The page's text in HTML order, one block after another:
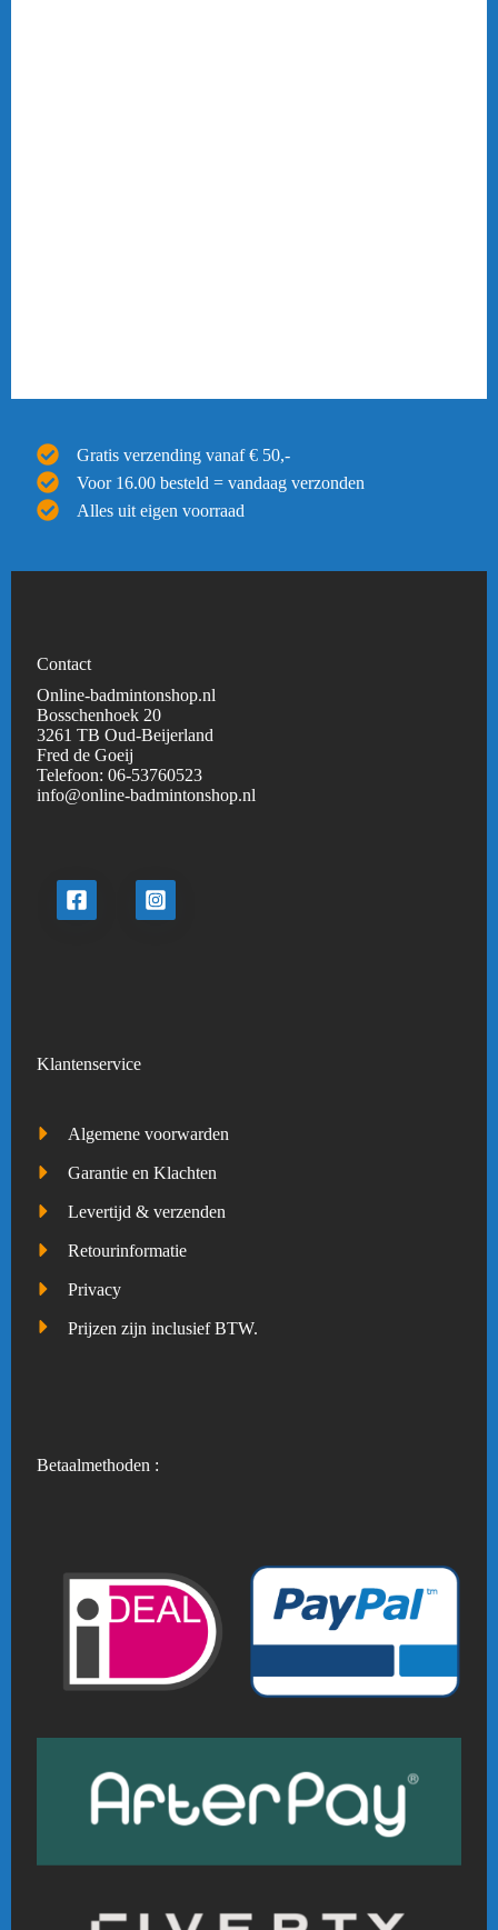
Gratis verzending vanaf € 50,-
Voor 16.00 besteld = vandaag verzonden
Alles uit eigen voorraad
Contact
Online-badmintonshop.nl
Bosschenhoek 20
3261 TB Oud-Beijerland
Fred de Goeij
Telefoon:06-53760523
info@online-badmintonshop.nl
Klantenservice
Algemene voorwarden
Garantie en Klachten
Levertijd & verzenden
Retourinformatie
Privacy
Prijzen zijn inclusief BTW.
Betaalmethoden :